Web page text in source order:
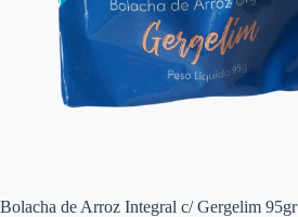
Bolacha de Arroz Integral c/ Gergelim 95gr